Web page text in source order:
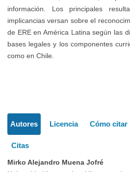
información. Los principales
implicancias versan sobre el
de ERE en América Latina según las
bases legales y los componentes
como en Chile.
del
Autores Licencia Cómo citar
Citas
Mirko Alejandro Muena Jofré